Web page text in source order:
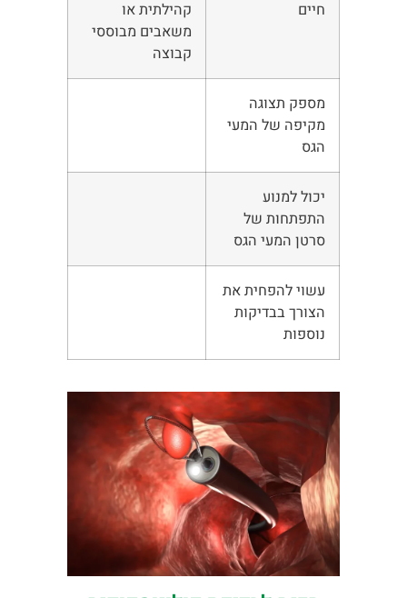
חיים
קהילתית או
משאבים מבוססי
קבוצה
מספק תצוגה
מקיפה של המעי
הגס
יכול למנוע
התפתחות של
סרטן המעי הגס
עשוי להפחית את
הצורך בבדיקות
נוספות